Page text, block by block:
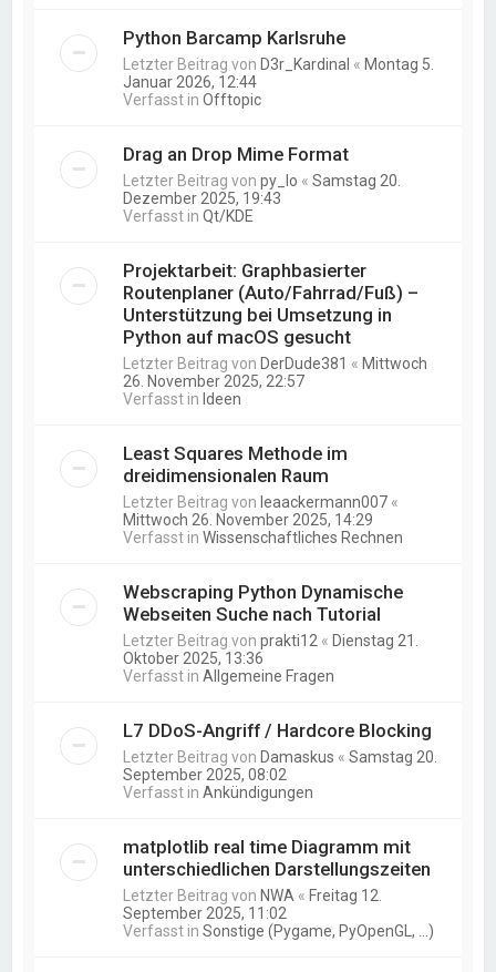
Python Barcamp Karlsruhe
Letzter Beitrag von D3r_Kardinal « Montag 5.
Januar 2026, 12:44
Verfasst inOfftopic
Drag an Drop Mime Format
Letzter Beitrag vonpy_lo «Samstag 20.
Dezember 2025, 19:43
Verfasst inQt/KDE
Projektarbeit: Graphbasierter
Routenplaner (Auto/Fahrrad/Fuß) –
Unterstützung bei Umsetzung in
Python auf macOS gesucht
Letzter Beitrag von DerDude381 « Mittwoch
26. November 2025, 22:57
Verfasst in Ideen
Least Squares Methode im
dreidimensionalen Raum
Letzter Beitrag von leaackermann007 «
Mittwoch 26. November 2025, 14:29
Verfasst inWissenschaftliches Rechnen
Webscraping Python Dynamische
Webseiten Suche nach Tutorial
Letzter Beitrag vonprakti12 « Dienstag 21.
Oktober 2025, 13:36
Verfasst inAllgemeine Fragen
L7 DDoS-Angriff / Hardcore Blocking
Letzter Beitrag von Damaskus «Samstag 20.
September 2025, 08:02
Verfasst inAnkündigungen
matplotlib real time Diagramm mit
unterschiedlichen Darstellungszeiten
Letzter Beitrag von NWA « Freitag 12.
September 2025, 11:02
Verfasst inSonstige (Pygame, PyOpenGL, ...)